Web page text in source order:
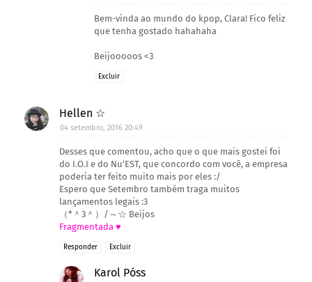
Bem-vinda ao mundo do kpop, Clara! Fico feliz
que tenha gostado hahahaha
Beijooooos <3
Excluir
Hellen ☆
04 setembro, 2016 20:49
Desses que comentou, acho que o que mais gostei foi
do I.O.I e do Nu'EST, que concordo com você, a empresa
poderia ter feito muito mais por eles :/
Espero que Setembro também traga muitos
lançamentos legais :3
（*＾3＾）/～☆ Beijos
Fragmentada ♥
Responder Excluir
Karol Póss